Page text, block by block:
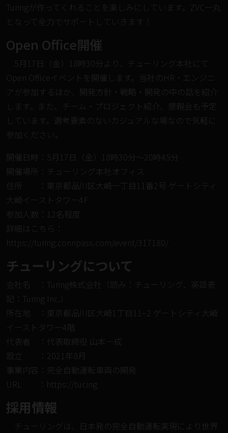
Turingが作ってくれることを楽しみにしています。ZVC一丸
となって全力でサポートしていきます！
Open Office開催
5月17日（金）18時30分より、チューリング本社にて
Open Officeイベントを開催します。当社のHR・エンジニ
アが参加するほか、開発方針・戦略・開発の中の話を紹介
します。また、チーム・プロジェクト紹介、懇親会も予定
しています。選考要素のないカジュアルな場なので気軽に
参加ください。
開催日時：5月17日（金）18時30分〜20時45分
開催場所：チューリング本社オフィス
住所 ：東京都品川区大崎一丁目11番2号 ゲートシティ
大崎イーストタワー4F
参加人数：12名程度
詳細はこちら：
https://turing.connpass.com/event/317180/
チューリングについて
会社名 ：Turing株式会社（読み：チューリング、英語表
記：Turing Inc.）
所在地 ：東京都品川区大崎1丁目11−2 ゲートシティ大崎
イーストタワー4階
代表者 ：代表取締役 ⼭本⼀成
設⽴ ：2021年8⽉
事業内容：完全自動運転車両の開発
URL ： https://tur.ing
採⽤情報
チューリングは、日本発の完全自動運転実現により世界